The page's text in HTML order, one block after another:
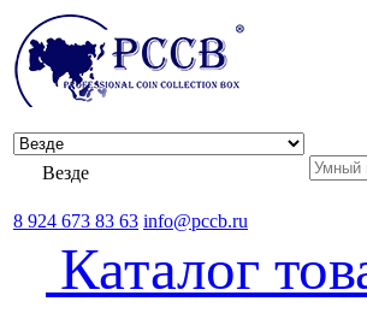
Везде
8 924 673 83 63 info@pccb.ru
Каталог